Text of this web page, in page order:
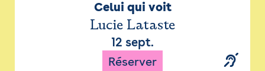
Celui qui voit
Lucie Lataste
12 sept.
Réserver